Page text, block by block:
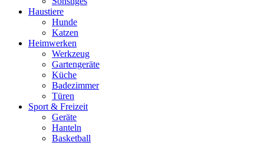
Haustiere
Hunde
Katzen
Heimwerken
Werkzeug
Gartengeräte
Küche
Badezimmer
Türen
Sport & Freizeit
Geräte
Hanteln
Basketball